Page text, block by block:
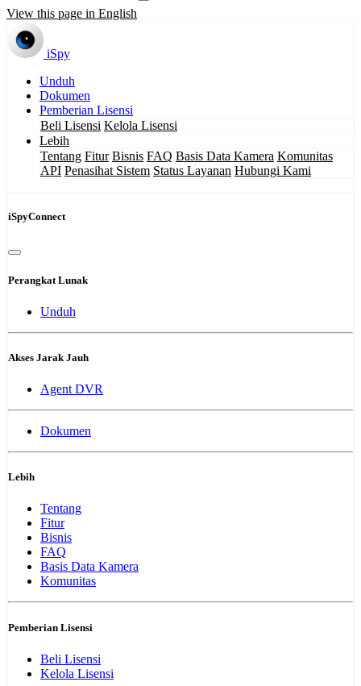
View this page in English
iSpy
Unduh
Dokumen
Pemberian Lisensi
Beli Lisensi Kelola Lisensi
Lebih
Tentang Fitur Bisnis FAQ Basis Data Kamera Komunitas
API Penasihat Sistem Status Layanan Hubungi Kami
iSpyConnect
Perangkat Lunak
Unduh
Akses Jarak Jauh
Agent DVR
Dokumen
Lebih
Tentang
Fitur
Bisnis
FAQ
Basis Data Kamera
Komunitas
Pemberian Lisensi
Beli Lisensi
Kelola Lisensi